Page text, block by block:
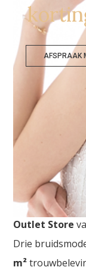
AFSPRAAK
Bruidswinkel
Outlet Store
Drie
m²